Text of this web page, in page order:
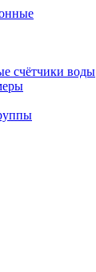
счётчики воды